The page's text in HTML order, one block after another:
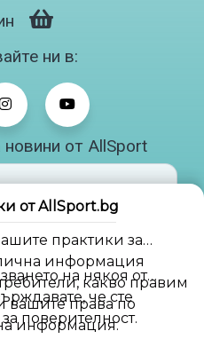
от AllSport.bg
практики за
информация
какво правим
вашите права по
информация.
на някоя от
че сте
поверителност.
ни в:
от AllSport
ме